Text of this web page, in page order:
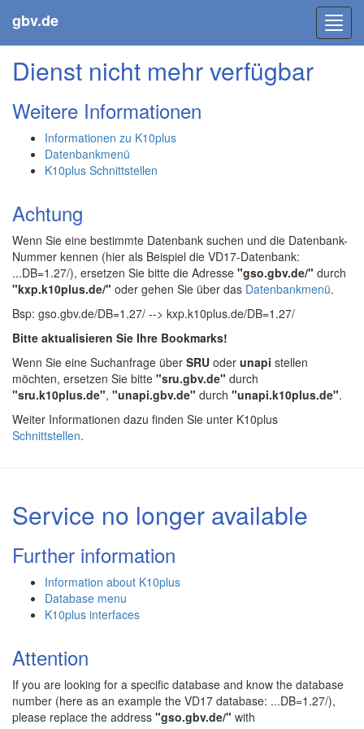
gbv.de
Dienst nicht mehr verfügbar
Weitere Informationen
Informationen zu K10plus
Datenbankmenü
K10plus Schnittstellen
Achtung
Wenn Sie eine bestimmte Datenbank suchen und die Datenbank-
Nummer kennen (hier als Beispiel die VD17-Datenbank:
...DB=1.27/), ersetzen Sie bitte die Adresse "gso.gbv.de/" durch
"kxp.k10plus.de/" oder gehen Sie über das Datenbankmenü.
Bsp: gso.gbv.de/DB=1.27/ --> kxp.k10plus.de/DB=1.27/
Bitte aktualisieren Sie Ihre Bookmarks!
Wenn Sie eine Suchanfrage über SRU oder unapi stellen
möchten, ersetzen Sie bitte "sru.gbv.de" durch
"sru.k10plus.de", "unapi.gbv.de" durch "unapi.k10plus.de".
Weiter Informationen dazu finden Sie unter K10plus
Schnittstellen.
Service no longer available
Further information
Information about K10plus
Database menu
K10plus interfaces
Attention
If you are looking for a specific database and know the database
number (here as an example the VD17 database: ...DB=1.27/),
please replace the address "gso.gbv.de/" with